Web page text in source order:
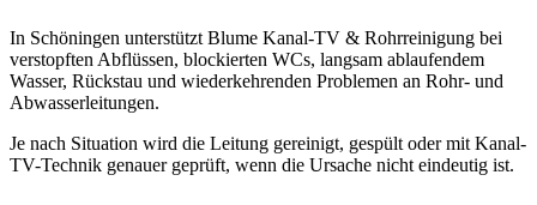
In Schöningen unterstützt Blume Kanal-TV & Rohrreinigung bei
verstopften Abflüssen, blockierten WCs, langsam ablaufendem
Wasser, Rückstau und wiederkehrenden Problemen an Rohr- und
Abwasserleitungen.
Je nach Situation wird die Leitung gereinigt, gespült oder mit Kanal-
TV-Technik genauer geprüft, wenn die Ursache nicht eindeutig ist.